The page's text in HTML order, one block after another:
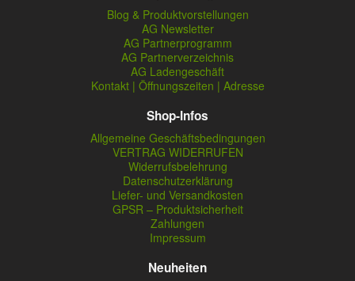
Blog & Produktvorstellungen
AG Newsletter
AG Partnerprogramm
AG Partnerverzeichnis
AG Ladengeschäft
Kontakt | Öffnungszeiten | Adresse
Shop-Infos
Allgemeine Geschäftsbedingungen
VERTRAG WIDERRUFEN
Widerrufsbelehrung
Datenschutzerklärung
Liefer- und Versandkosten
GPSR – Produktsicherheit
Zahlungen
Impressum
Neuheiten